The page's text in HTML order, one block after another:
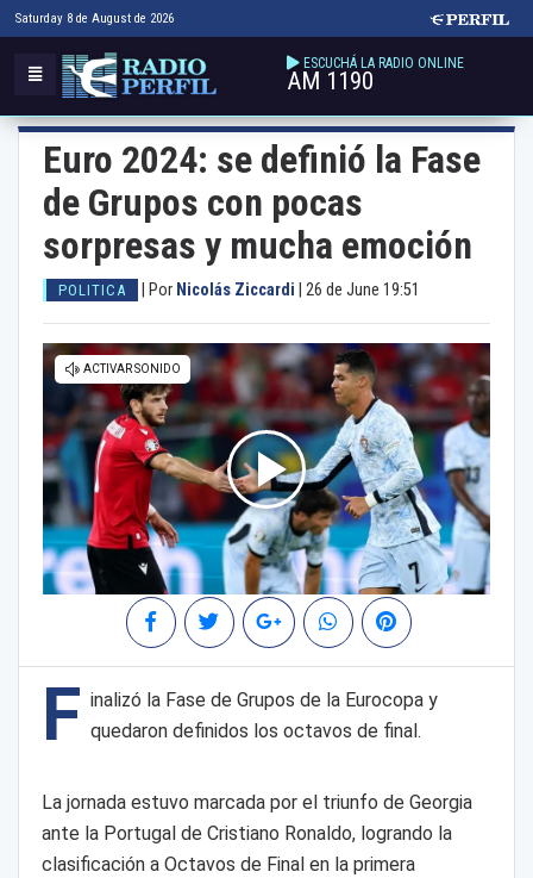
Saturday 8 de August de 2026
ESCUCHÁ LA RADIO ONLINE
AM 1190
Euro 2024: se definió la Fase
de Grupos con pocas
sorpresas y mucha emoción
POLITICA Por Nicolás Ziccardi 26 de June 19:51
F inalizó la Fase de Grupos de la Eurocopa y
quedaron definidos los octavos de final.
La jornada estuvo marcada por el triunfo de Georgia
ante la Portugal de Cristiano Ronaldo, logrando la
clasificación a Octavos de Final en la primera